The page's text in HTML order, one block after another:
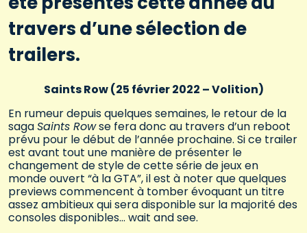
travers d’une sélection de
trailers.
Saints Row (25 février 2022 – Volition)
En rumeur depuis quelques semaines, le retour de la
sagaSaints Rowse fera donc au travers d’un reboot
prévu pour le début de l’année prochaine. Si ce trailer
est avant tout une manière de présenter le
changement de style de cette série de jeux en
monde ouvert “à la GTA”, il est à noter que quelques
previews commencent à tomber évoquant un titre
assez ambitieux qui sera disponible sur la majorité des
consoles disponibles… wait and see.